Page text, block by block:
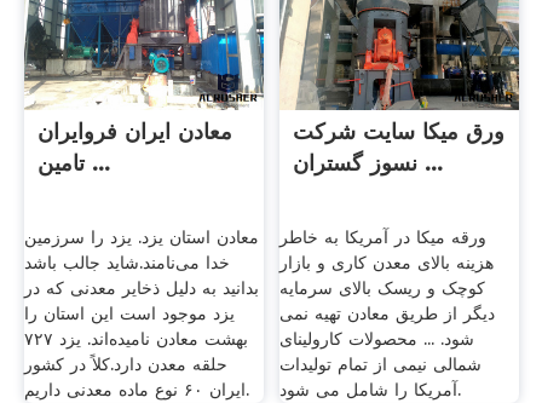
معادن ایران فروایران
تامین ...
معادن استان یزد. یزد را سرزمین
خدا می‌نامند.شاید جالب باشد
بدانید به دلیل ذخایر معدنی که در
یزد موجود است این استان را
بهشت معادن نامیده‌اند. یزد ۷۲۷
حلقه معدن دارد.کلاً در کشور
ایران ۶۰ نوع ماده معدنی داریم.
ورق میکا سایت شرکت
نسوز گستران ...
ورقه میکا در آمریکا به خاطر
هزینه بالای معدن کاری و بازار
کوچک و ریسک بالای سرمایه
دیگر از طریق معادن تهیه نمی
شود. ... محصولات کارولینای
شمالی نیمی از تمام تولیدات
آمریکا را شامل می شود.